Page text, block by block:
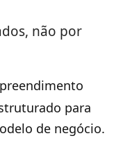
não por
para
de negócio.